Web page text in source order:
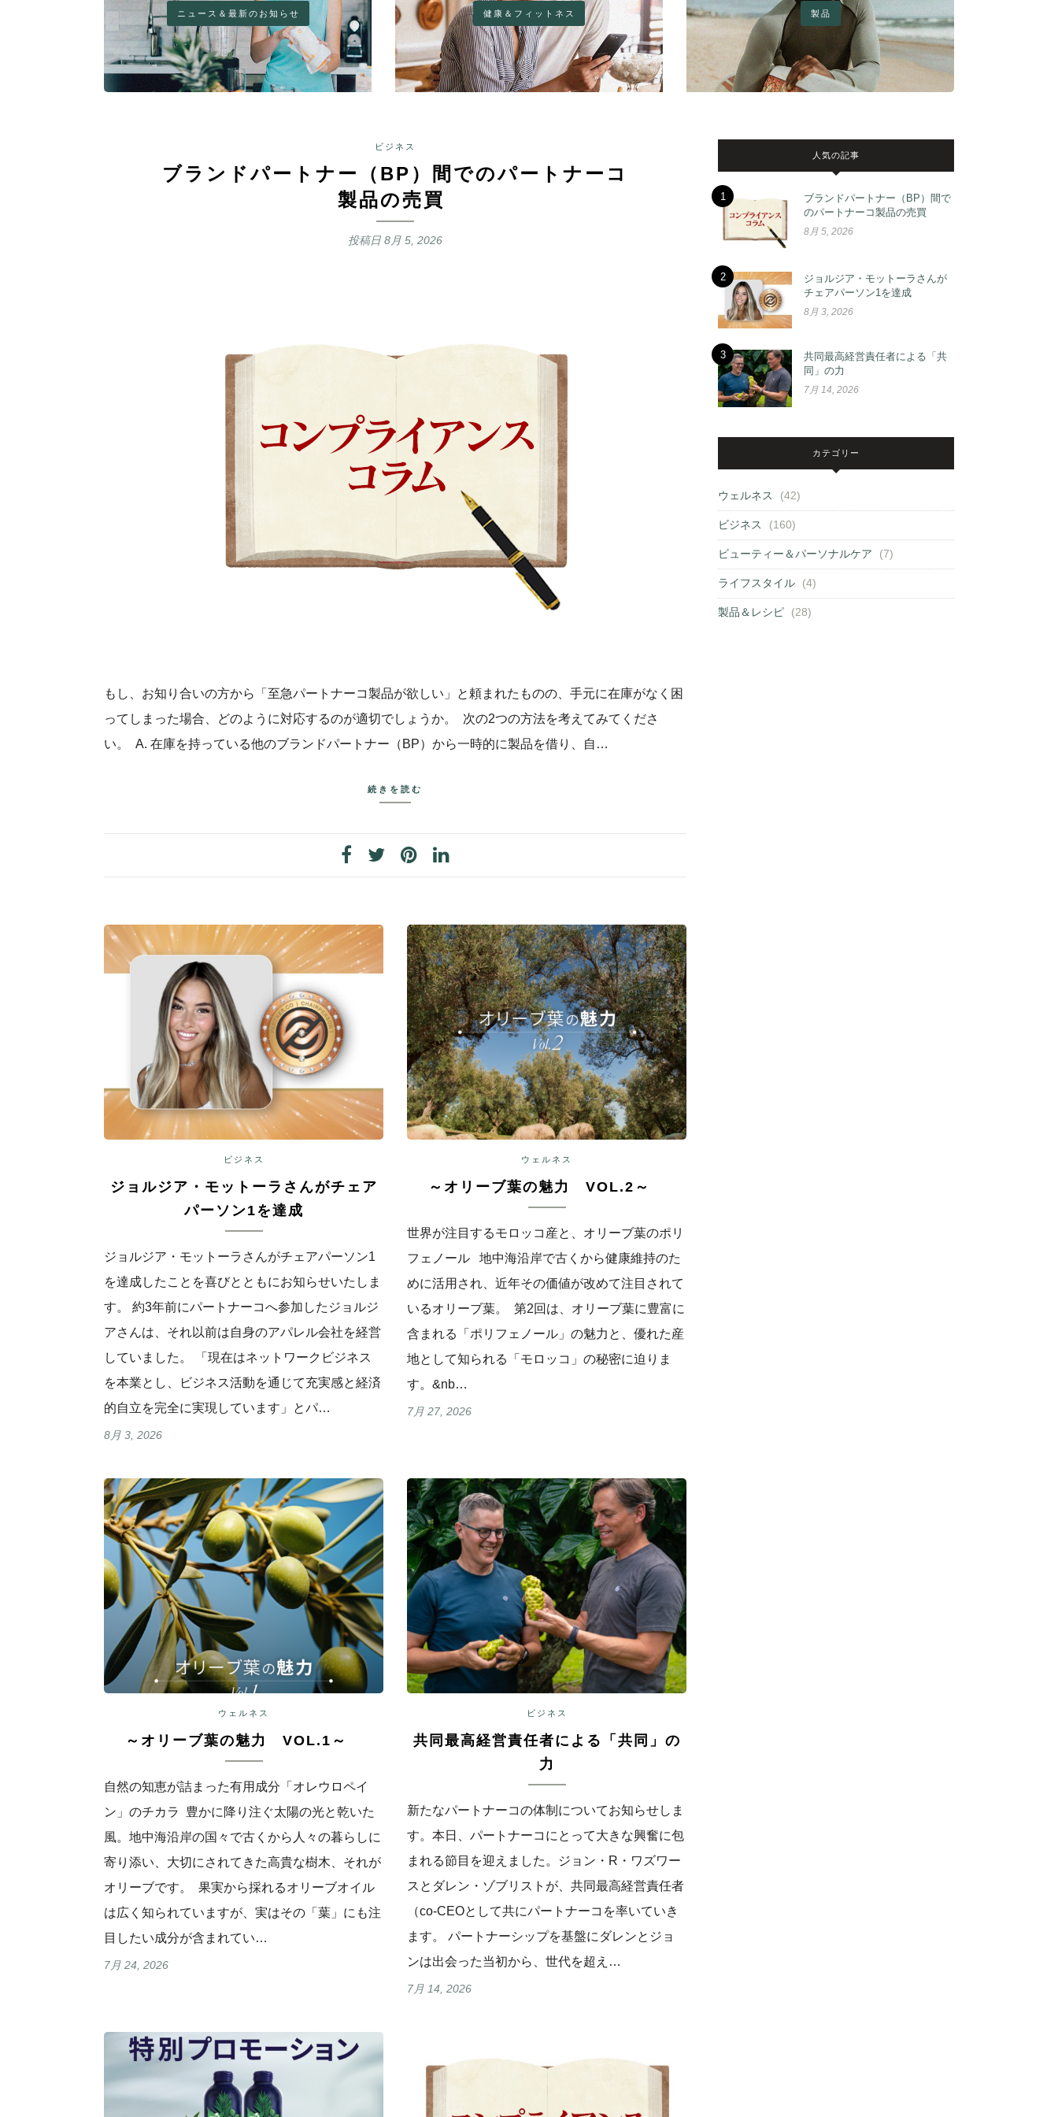
ニュース＆最新のお知らせ 健康＆フィットネス 製品
ビジネス
ブランドパートナー（BP）間でのパートナーコ
製品の売買
投稿日 8月 5, 2026
もし、お知り合いの方から「至急パートナーコ製品が欲しい」と頼まれたものの、手元に在庫がなく困
ってしまった場合、どのように対応するのが適切でしょうか。 次の2つの方法を考えてみてくださ
い。 A. 在庫を持っている他のブランドパートナー（BP）から一時的に製品を借り、自…
続きを読む
ビジネス
ジョルジア・モットーラさんがチェア
パーソン1を達成
ジョルジア・モットーラさんがチェアパーソン1
を達成したことを喜びとともにお知らせいたしま
す。 約3年前にパートナーコへ参加したジョルジ
アさんは、それ以前は自身のアパレル会社を経営
していました。 「現在はネットワークビジネス
を本業とし、ビジネス活動を通じて充実感と経済
的自立を完全に実現しています」とパ…
8月 3, 2026
ウェルネス
～オリーブ葉の魅力 VOL.2～
世界が注目するモロッコ産と、オリーブ葉のポリ
フェノール 地中海沿岸で古くから健康維持のた
めに活用され、近年その価値が改めて注目されて
いるオリーブ葉。 第2回は、オリーブ葉に豊富に
含まれる「ポリフェノール」の魅力と、優れた産
地として知られる「モロッコ」の秘密に迫りま
す。&nb…
7月 27, 2026
ウェルネス
～オリーブ葉の魅力 VOL.1～
自然の知恵が詰まった有用成分「オレウロペイ
ン」のチカラ 豊かに降り注ぐ太陽の光と乾いた
風。地中海沿岸の国々で古くから人々の暮らしに
寄り添い、大切にされてきた高貴な樹木、それが
オリーブです。 果実から採れるオリーブオイル
は広く知られていますが、実はその「葉」にも注
目したい成分が含まれてい…
7月 24, 2026
ビジネス
共同最高経営責任者による「共同」の
力
新たなパートナーコの体制についてお知らせしま
す。本日、パートナーコにとって大きな興奮に包
まれる節目を迎えました。ジョン・R・ワズワー
スとダレン・ゾブリストが、共同最高経営責任者
（co-CEOとして共にパートナーコを率いていき
ます。 パートナーシップを基盤にダレンとジョ
ンは出会った当初から、世代を超え…
7月 14, 2026
人気の記事
1
ブランドパートナー（BP）間で
のパートナーコ製品の売買
8月 5, 2026
2
ジョルジア・モットーラさんが
チェアパーソン1を達成
8月 3, 2026
3
共同最高経営責任者による「共
同」の力
7月 14, 2026
カテゴリー
ウェルネス (42)
ビジネス (160)
ビューティー＆パーソナルケア (7)
ライフスタイル (4)
製品＆レシピ (28)